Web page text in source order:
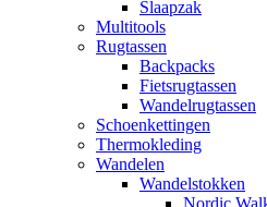
Slaapzak
Multitools
Rugtassen
Backpacks
Fietsrugtassen
Wandelrugtassen
Schoenkettingen
Thermokleding
Wandelen
Wandelstokken
Nordic